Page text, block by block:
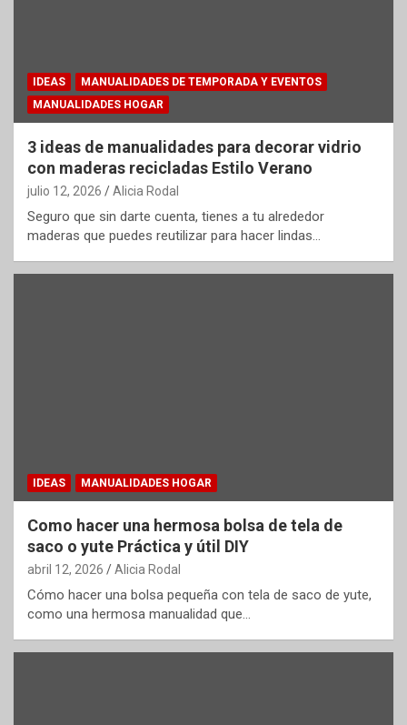
IDEAS
MANUALIDADES DE TEMPORADA Y EVENTOS
MANUALIDADES HOGAR
3 ideas de manualidades para decorar vidrio
con maderas recicladas Estilo Verano
julio 12, 2026 Alicia Rodal
Seguro que sin darte cuenta, tienes a tu alrededor
maderas que puedes reutilizar para hacer lindas…
IDEAS MANUALIDADES HOGAR
Como hacer una hermosa bolsa de tela de
saco o yute Práctica y útil DIY
abril 12, 2026 Alicia Rodal
Cómo hacer una bolsa pequeña con tela de saco de yute,
como una hermosa manualidad que…